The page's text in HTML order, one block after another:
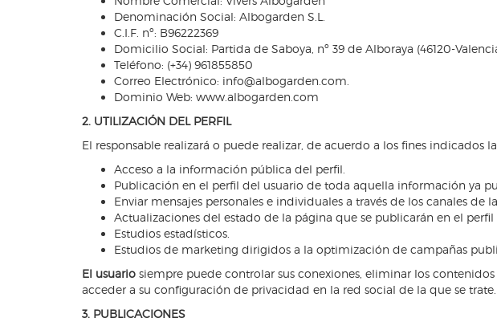
Denominación Social: Albogarden S.L.
C.I.F. nº: B96222369
Domicilio Social: Partida de Saboya, nº 39 de Alboraya (46120-
Teléfono: (+34) 961855850
Correo Electrónico: info@albogarden.com.
Dominio Web: www.albogarden.com
2. UTILIZACIÓN DEL PERFIL
El responsable realizará o puede realizar, de acuerdo a los fines indicados
Acceso a la información pública del perfil.
Publicación en el perfil del usuario de toda aquella información ya
Enviar mensajes personales e individuales a través de los canales de
Actualizaciones del estado de la página que se publicarán en el perfil
Estudios estadísticos.
Estudios de marketing dirigidos a la optimización de campañas
El usuario siempre puede controlar sus conexiones, eliminar los
acceder a su configuración de privacidad en la red social de la que se
3. PUBLICACIONES